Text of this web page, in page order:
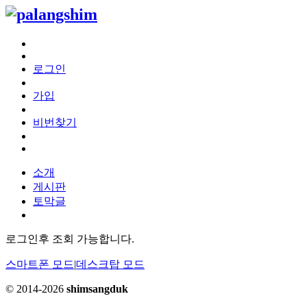
로그인
가입
비번찾기
소개
게시판
토막글
로그인후 조회 가능합니다.
스마트폰 모드|데스크탑 모드
© 2014-2026 shimsangduk